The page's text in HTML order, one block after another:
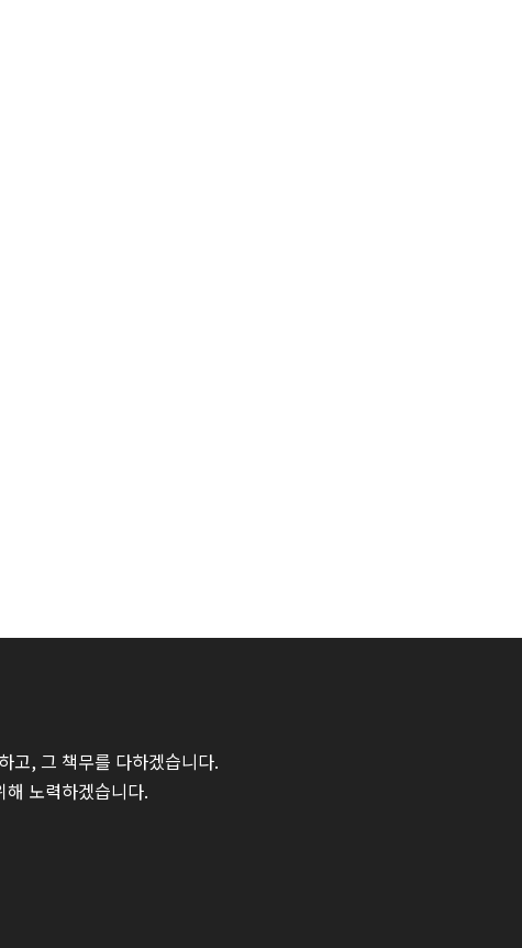
고, 그 책무를 다하겠습니다.
노력하겠습니다.